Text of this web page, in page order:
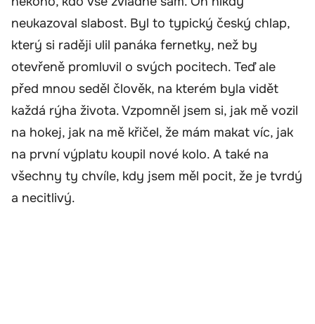
neukazoval slabost. Byl to typický český chlap,
který si raději ulil panáka fernetky, než by
otevřeně promluvil o svých pocitech. Teď ale
před mnou seděl člověk, na kterém byla vidět
každá rýha života. Vzpomněl jsem si, jak mě vozil
na hokej, jak na mě křičel, že mám makat víc, jak
na první výplatu koupil nové kolo. A také na
všechny ty chvíle, kdy jsem měl pocit, že je tvrdý
a necitlivý.